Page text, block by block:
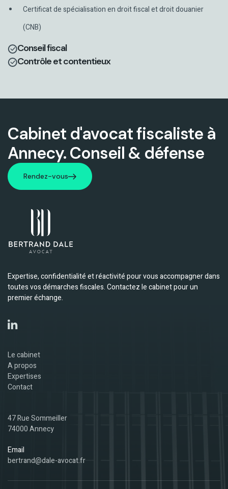
Certificat de spécialisation en droit fiscal et droit douanier
(CNB)
Conseil fiscal
Contrôle et contentieux
Cabinet d'avocat fiscaliste à
Annecy. Conseil & défense
Rendez-vous
Expertise, confidentialité et réactivité pour vous accompagner dans
toutes vos démarches fiscales. Contactez le cabinet pour un
premier échange.
Le cabinet
A propos
Expertises
Contact
47 Rue Sommeiller
74000 Annecy
Email
bertrand@dale-avocat.fr